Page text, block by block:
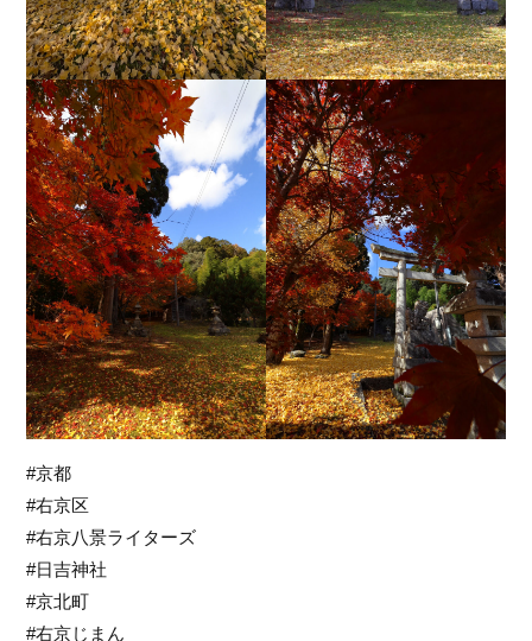
#京都
#右京区
#右京八景ライターズ
#日吉神社
#京北町
#右京じまん